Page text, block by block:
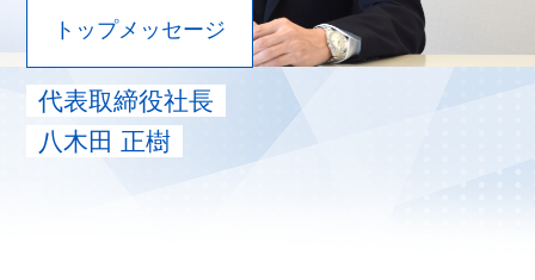
トップメッセージ
代表取締役社長
八木田 正樹